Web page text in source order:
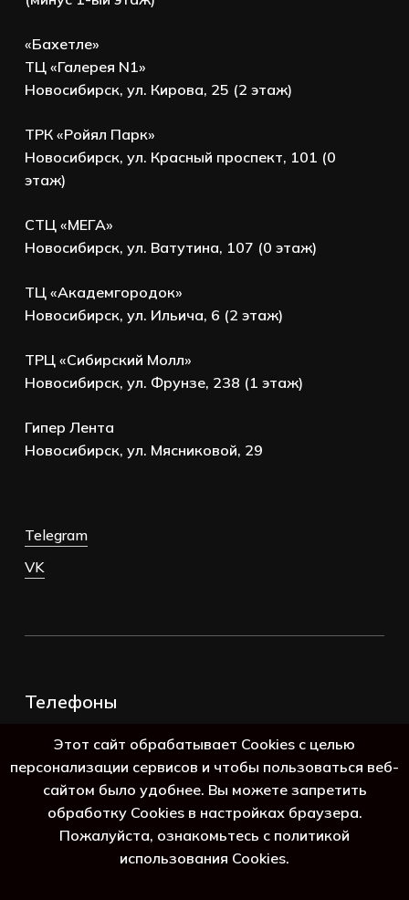
«Бахетле»
ТЦ «Галерея N1»
Новосибирск, ул. Кирова, 25 (2 этаж)
ТРК «Ройял Парк»
Новосибирск, ул. Красный проспект, 101 (0
этаж)
СТЦ «МЕГА»
Новосибирск, ул. Ватутина, 107 (0 этаж)
ТЦ «Академгородок»
Новосибирск, ул. Ильича, 6 (2 этаж)
ТРЦ «Сибирский Молл»
Новосибирск, ул. Фрунзе, 238 (1 этаж)
Гипер Лента
Новосибирск, ул. Мясниковой, 29
Telegram
VK
Телефоны
8 (800) 250-69-39
Этот сайт обрабатывает Cookies с целью
персонализации сервисов и чтобы пользоваться веб-
сайтом было удобнее. Вы можете запретить
обработку Cookies в настройках браузера.
Пожалуйста, ознакомьтесь с политикой
использования Cookies.